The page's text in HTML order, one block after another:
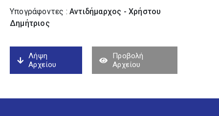
Υπογράφοντες : Αντιδήμαρχος - Χρήστου
Δημήτριος
Λήψη
Αρχείου
Προβολή
Αρχείου